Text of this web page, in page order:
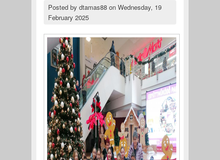
Posted by dtamas88on Wednesday, 19
February 2025